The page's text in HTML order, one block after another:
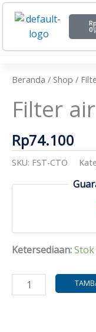
Lewati
konten
Rp
0
Beranda / Shop /
Filter
Rp74.100
SKU: FST-CTO
Ketersediaan:Stok
air
CTO
ST